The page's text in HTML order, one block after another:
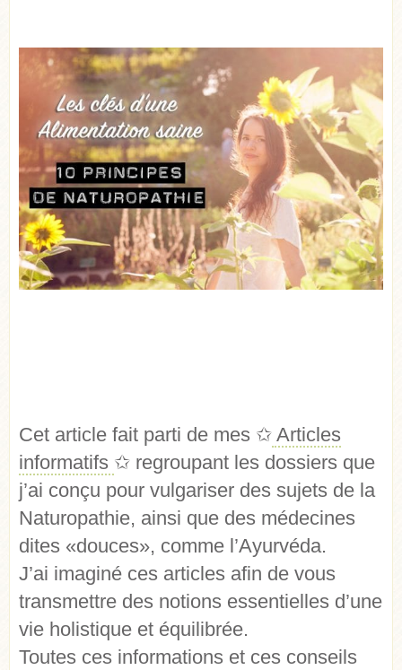
Cet article fait parti de mes ✩ Articles
informatifs ✩ regroupant les dossiers que
j’ai conçu pour vulgariser des sujets de la
Naturopathie, ainsi que des médecines
dites «douces», comme l’Ayurvéda.
J’ai imaginé ces articles afin de vous
transmettre des notions essentielles d’une
vie holistique et équilibrée.
Toutes ces informations et ces conseils